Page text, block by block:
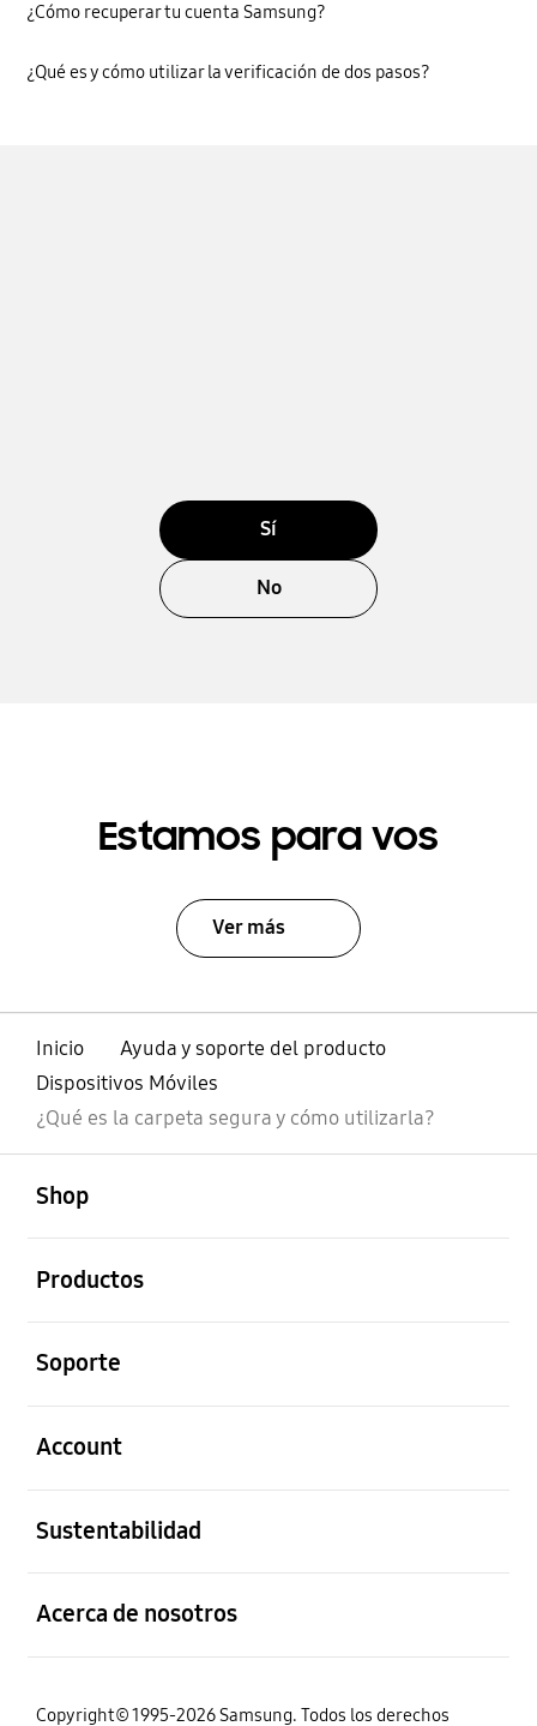
¿Cómo recuperar tu cuenta Samsung?
¿Qué es y cómo utilizar la verificación de dos pasos?
Sí
No
Estamos para vos
Ver más
Inicio
Ayuda y soporte del producto
Dispositivos Móviles
¿Qué es la carpeta segura y cómo utilizarla?
Shop
Productos
Soporte
Account
Sustentabilidad
Acerca de nosotros
Copyright© 1995-2026 Samsung. Todos los derechos